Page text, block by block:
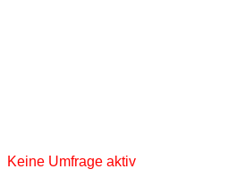
Keine Umfrage aktiv